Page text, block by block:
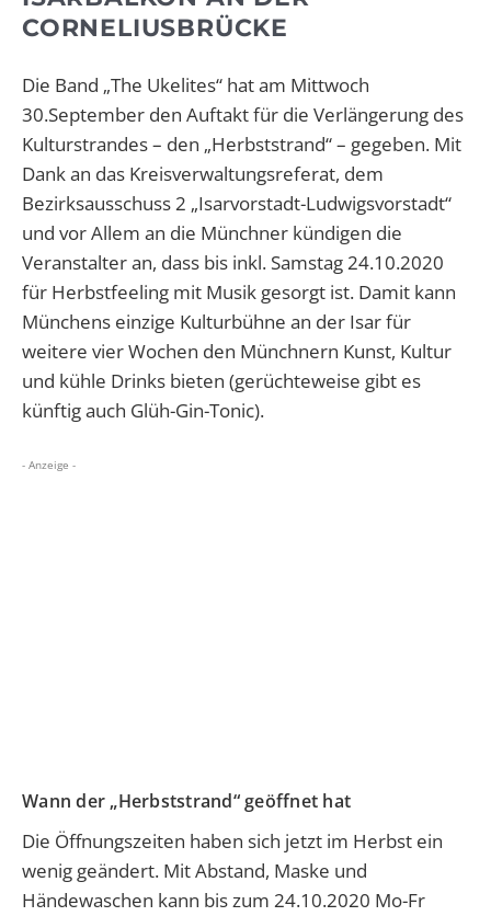
CORNELIUSBRÜCKE
Die Band „The Ukelites“ hat am Mittwoch
30.September den Auftakt für die Verlängerung des
Kulturstrandes – den „Herbststrand“ – gegeben. Mit
Dank an das Kreisverwaltungsreferat, dem
Bezirksausschuss 2 „Isarvorstadt-Ludwigsvorstadt“
und vor Allem an die Münchner kündigen die
Veranstalter an, dass bis inkl. Samstag 24.10.2020
für Herbstfeeling mit Musik gesorgt ist. Damit kann
Münchens einzige Kulturbühne an der Isar für
weitere vier Wochen den Münchnern Kunst, Kultur
und kühle Drinks bieten (gerüchteweise gibt es
künftig auch Glüh-Gin-Tonic).
- Anzeige -
Wann der „Herbststrand“ geöffnet hat
Die Öffnungszeiten haben sich jetzt im Herbst ein
wenig geändert. Mit Abstand, Maske und
Händewaschen kann bis zum 24.10.2020 Mo-Fr